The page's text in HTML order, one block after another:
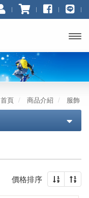
首頁 商品介紹 服飾
價格排序